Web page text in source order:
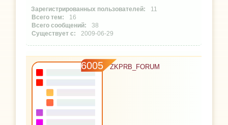
11
16
38
2009-06-29
6005 ZKPRB_FORUM